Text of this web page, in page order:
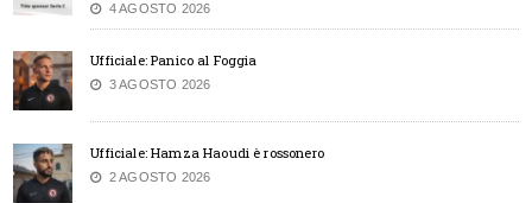
4 AGOSTO 2026
Ufficiale: Panico al Foggia
3 AGOSTO 2026
Ufficiale: Hamza Haoudi è rossonero
2 AGOSTO 2026